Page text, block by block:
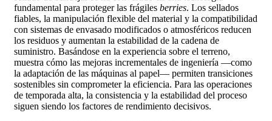
fundamental para proteger las frágiles berries. Los sellados
fiables, la manipulación flexible del material y la compatibilidad
con sistemas de envasado modificados o atmosféricos reducen
los residuos y aumentan la estabilidad de la cadena de
suministro. Basándose en la experiencia sobre el terreno,
muestra cómo las mejoras incrementales de ingeniería —como
la adaptación de las máquinas al papel— permiten transiciones
sostenibles sin comprometer la eficiencia. Para las operaciones
de temporada alta, la consistencia y la estabilidad del proceso
siguen siendo los factores de rendimiento decisivos.